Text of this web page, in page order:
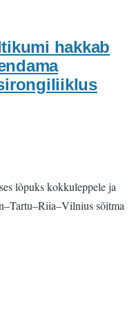
hakkab
lõpuks kokkuleppele ja
sõitma